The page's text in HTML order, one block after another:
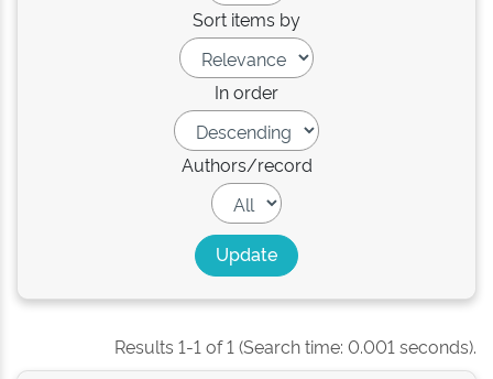
Sort items by
In order
Authors/record
Results 1-1 of 1 (Search time: 0.001 seconds).